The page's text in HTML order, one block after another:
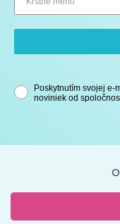
Poskytnutím svojej
noviniek od